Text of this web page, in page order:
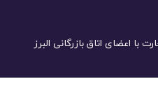
اعضای اتاق بازرگانی البرز